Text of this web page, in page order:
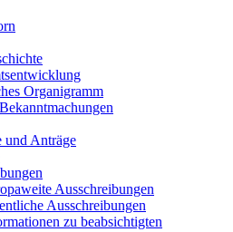
Organigramm
und Anträge
Ausschreibungen
Ausschreibungen
zu beabsichtigten